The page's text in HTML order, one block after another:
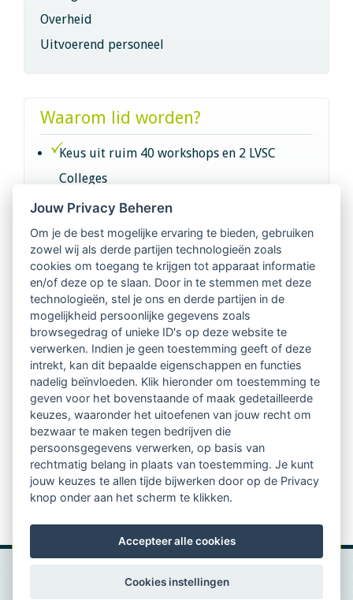
Overheid
Uitvoerend personeel
Waarom lid worden?
Keus uit ruim 40 workshops en 2 LVSC
Colleges
Intervisie met geregistreerde vakgenoten
Netwerk van 2100 professionals in 14
regio's
Vindbaar voor opdrachtgevers
Tijdschrift voor
Begeleidingskunde & kennisbank
Beroepsregistratie (LVSC keurmerk)
Lid worden van LVSC
Jouw Privacy Beheren
Om je de best mogelijke ervaring te bieden, gebruiken
zowel wij als derde partijen technologieën zoals
cookies om toegang te krijgen tot apparaat informatie
en/of deze op te slaan. Door in te stemmen met deze
technologieën, stel je ons en derde partijen in de
mogelijkheid persoonlijke gegevens zoals
browsegedrag of unieke ID's op deze website te
verwerken. Indien je geen toestemming geeft of deze
intrekt, kan dit bepaalde eigenschappen en functies
nadelig beïnvloeden. Klik hieronder om toestemming te
geven voor het bovenstaande of maak gedetailleerde
keuzes, waaronder het uitoefenen van jouw recht om
bezwaar te maken tegen bedrijven die
persoonsgegevens verwerken, op basis van
rechtmatig belang in plaats van toestemming. Je kunt
jouw keuzes te allen tijde bijwerken door op de Privacy
knop onder aan het scherm te klikken.
Accepteer alle cookies
Cookies instellingen